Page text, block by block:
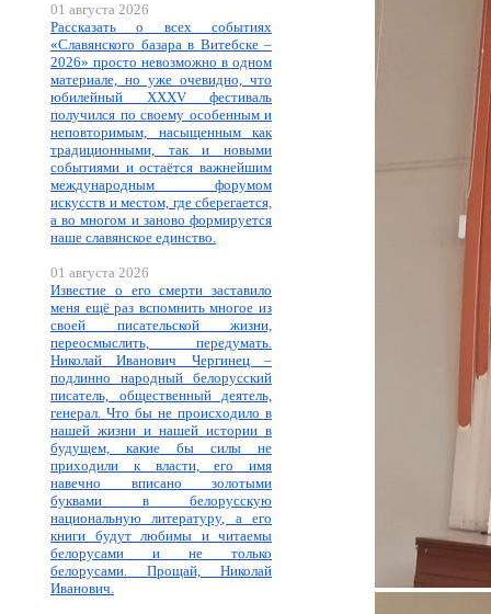
01 августа 2026
Рассказать о всех событиях
«Славянского базара в Витебске –
2026» просто невозможно в одном
материале, но уже очевидно, что
юбилейный XXXV фестиваль
получился по своему особенным и
неповторимым, насыщенным как
традиционными, так и новыми
событиями и остаётся важнейшим
международным форумом
искусств и местом, где сберегается,
а во многом и заново формируется
наше славянское единство.
01 августа 2026
Известие о его смерти заставило
меня ещё раз вспомнить многое из
своей писательской жизни,
переосмыслить, передумать.
Николай Иванович Чергинец –
подлинно народный белорусский
писатель, общественный деятель,
генерал. Что бы не происходило в
нашей жизни и нашей истории в
будущем, какие бы силы не
приходили к власти, его имя
навечно вписано золотыми
буквами в белорусскую
национальную литературу, а его
книги будут любимы и читаемы
белорусами и не только
белорусами. Прощай, Николай
Иванович.